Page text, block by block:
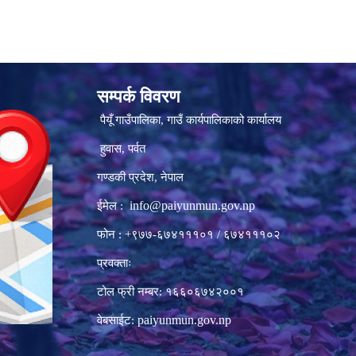
सम्पर्क विवरण
पैयूँ गाउँपालिका, गाउँ कार्यपालिकाको कार्यालय
हुवास, पर्वत
गण्डकी प्रदेश, नेपाल
ईमेल :info@paiyunmun.gov.np
फोन : +९७७-६७४१११०१ / ६७४१११०२
प्रवक्ताः
टोल फ्री नम्बर: १६६०६७४२००१
वेबसाईट: paiyunmun.gov.np